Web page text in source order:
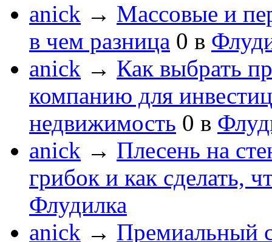
anick → Массовые и
в чем разница 0 в
anick → Как выбрать
компанию для
недвижимость 0 в
anick → Плесень на
грибок и как сделать,
Флудилка
anick → Премиальный